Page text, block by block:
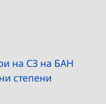
на СЗ на БАН
степени